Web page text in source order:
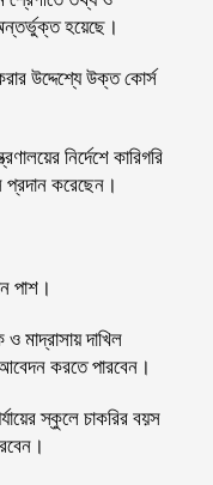
হয়েছে।
উদ্দেশ্যে উক্ত কোর্স
নির্দেশে কারিগরি
করেছেন।
পাশ।
মাদ্রাসায় দাখিল
আবেদন করতে পারবেন।
স্কুলে চাকরির বয়স